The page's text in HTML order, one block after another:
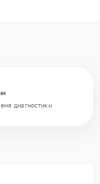
диагностики